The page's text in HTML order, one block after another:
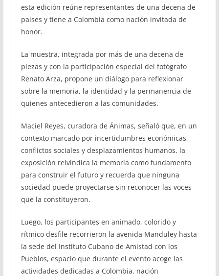
esta edición reúne representantes de una decena de
países y tiene a Colombia como nación invitada de
honor.
La muestra, integrada por más de una decena de
piezas y con la participación especial del fotógrafo
Renato Arza, propone un diálogo para reflexionar
sobre la memoria, la identidad y la permanencia de
quienes antecedieron a las comunidades.
Maciel Reyes, curadora de Ánimas, señaló que, en un
contexto marcado por incertidumbres económicas,
conflictos sociales y desplazamientos humanos, la
exposición reivindica la memoria como fundamento
para construir el futuro y recuerda que ninguna
sociedad puede proyectarse sin reconocer las voces
que la constituyeron.
Luego, los participantes en animado, colorido y
rítmico desfile recorrieron la avenida Manduley hasta
la sede del Instituto Cubano de Amistad con los
Pueblos, espacio que durante el evento acoge las
actividades dedicadas a Colombia, nación